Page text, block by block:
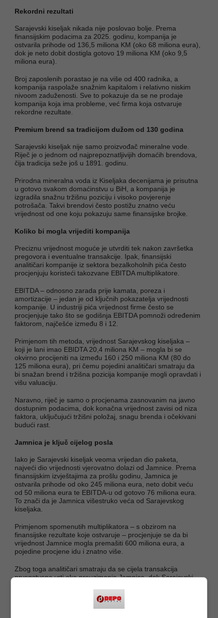
Rekordni rezultati
Sarajevski kiseljak nikada nije poslovao bolje. Prema
finansijskim podacima za 2025. godinu, kompanija je
ostvarila prihode od 136,5 miliona KM (oko 68 miliona eura),
dok je neto dobit dostigla gotovo 19 miliona KM (oko 9,5
miliona eura).
Broj zaposlenih porastao je na više od 400 radnika, a
kompanija raspolaže snažnim kapitalom i relativno niskim
nivoom zaduženosti. Sve to pokazuje da se ne prodaje
kompanija koja ima probleme, već firma koja ostvaruje
rekordne rezultate.
Premium brend sa tradicijom dužom od 130 godina
Sarajevski kiseljak nije samo proizvođač mineralne vode.
Riječ je o jednom od najprepoznatljivijih domaćih brendova,
čija tradicija seže još u 1891. godinu.
Prirodna mineralna voda iz Kiseljaka decenijama je prisutna
u gotovo svakom domaćinstvu u BiH, a kompanija je
izgradila snažnu tržišnu poziciju i visoko povjerenje
potrošača. Takvi brendovi često postižu znatno veću
vrijednost od one koju pokazuju same finansijske brojke.
Koliko bi mogla vrijediti kompanija
Preciznu vrijednost moguće je utvrditi tek nakon završetka
pregovora i eventualne transakcije. Ipak, finansijski
analitičari kompanije iz sektora bezalkoholnih pića često
procjenjuju koristeći takozvane EBITDA multiplikatore.
EBITDA – odnosno zarada prije kamata, poreza i
amortizacije – jedan je od ključnih pokazatelja vrijednosti
kompanije. U industriji pića vrijednost firme često se
procjenjuje tako što se godišnja EBITDA pomnoži određenim
faktorom, najčešće između 8 i 12.
Primjenom tih metoda, vrijednost Sarajevskog kiseljaka –
koji je lani imao EBIDTA 20,4 miliona KM – mogla bi se
okvirno procijeniti na između 160 i 250 miliona KM (80 do
125 miliona eura), pri čemu pojedini analitičari smatraju da
bi snažan brend i tržišna pozicija kompanije mogli opravdati i
višu valuaciju.
Naravno, riječ je samo o procjenama zasnovanim na javno
dostupnim podacima, dok konačna vrijednost zavisi od niza
faktora, uključujući tržišni položaj, snagu brenda i očekivani
budući rast.
Jamnica je ključ cijelog posla
Iako je Sarajevski kiseljak veoma vrijedan dio paketa,
najveći dio vrijednosti vjerovatno dolazi od Jamnice. Prema
finansijskim izvještajima za prošlu godinu, Jamnica je
ostvarila prihode od oko 245 miliona eura, neto dobit veću
od 50 miliona eura te EBITDA-u od gotovo 76 miliona eura.
To znači da je Jamnica višestruko veća od Sarajevskog
kiseljaka.
Primjenom spomenutih multiplikatora – s obzirom na
finansijske rezultate koje ostvaruje – procjenjuje se da bi
vrijednost Jamnice mogla premašiti 600 miliona eura, a
pojedine procjene idu i znatno više.
Zbog toga analitičari smatraju da se cijela transakcija
prvenstveno vrti oko preuzimanja Jamnice, dok Sarajevski
Paket uključuje i MG Mivelu iz Srbije te Jamnicu Ljubljana iz
Slovenije, ali je riječ o manjim kompanijama u poređenju sa